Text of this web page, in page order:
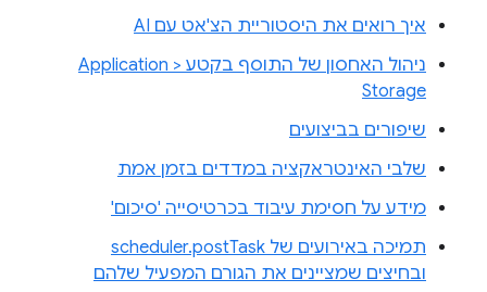
איך רואים את היסטוריית הצ'אט עם AI
ניהול האחסון של התוסף בקטע Application >
Storage
שיפורים בביצועים
שלבי האינטראקציה במדדים בזמן אמת
מידע על חסימת עיבוד בכרטיסייה 'סיכום'
תמיכה באירועים של scheduler.postTask
ובחיצים שמציינים את הגורם המפעיל שלהם